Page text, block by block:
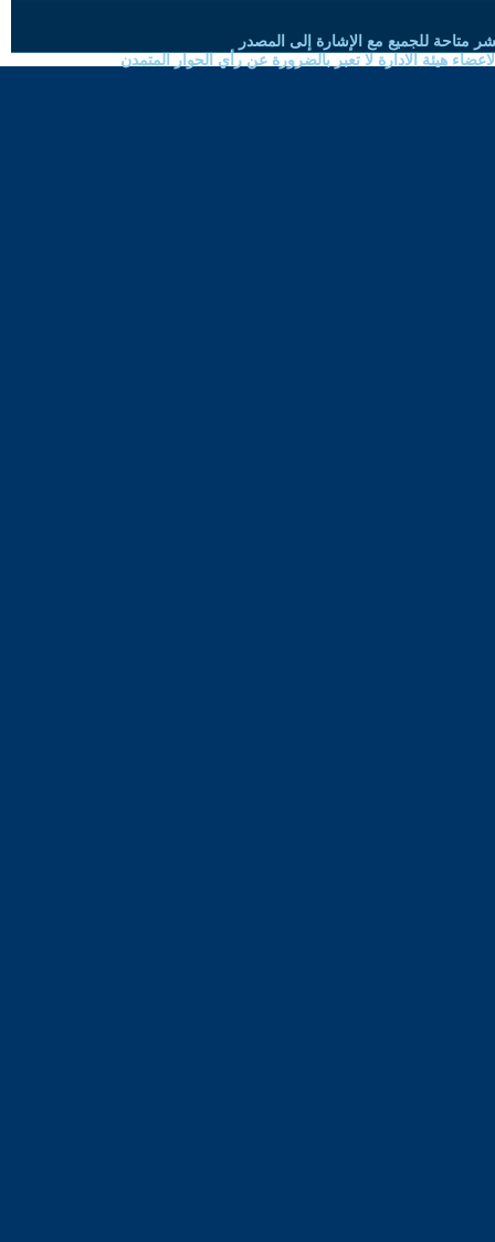
متاحة للجميع مع الإشارة إلى المصدر
هيئة الادارة لا تعبر بالضرورة عن رأي الحوار المتمدن